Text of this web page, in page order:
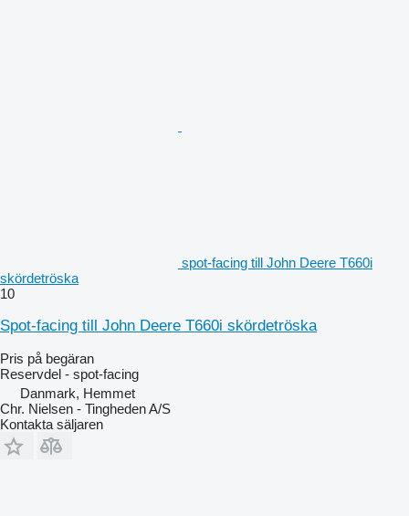
spot-facing till John Deere T660i
skördetröska
10
Spot-facing till John Deere T660i skördetröska
Pris på begäran
Reservdel - spot-facing
Danmark, Hemmet
Chr. Nielsen - Tingheden A/S
Kontakta säljaren